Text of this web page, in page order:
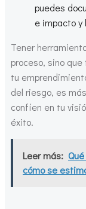
puedes
e impacto y
Tener
proceso, sino
tu
del riesgo, es
confíen en tu
éxito.
Leer más:
cómo se